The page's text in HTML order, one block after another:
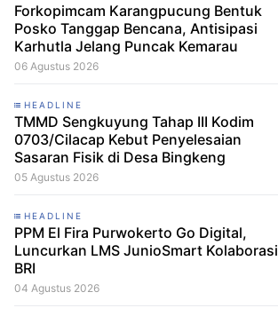
Forkopimcam Karangpucung Bentuk
Posko Tanggap Bencana, Antisipasi
Karhutla Jelang Puncak Kemarau
06 Agustus 2026
HEADLINE
TMMD Sengkuyung Tahap III Kodim
0703/Cilacap Kebut Penyelesaian
Sasaran Fisik di Desa Bingkeng
05 Agustus 2026
HEADLINE
PPM El Fira Purwokerto Go Digital,
Luncurkan LMS JunioSmart Kolaborasi
BRI
04 Agustus 2026